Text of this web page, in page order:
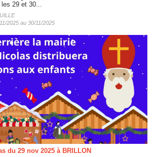
29 et 30...
2025 au 30/11/2025
du 29 nov 2025 à BRILLON